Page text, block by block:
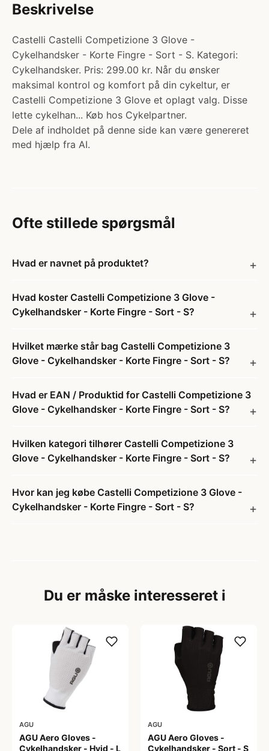
Beskrivelse
Castelli Castelli Competizione 3 Glove -
Cykelhandsker - Korte Fingre - Sort - S. Kategori:
Cykelhandsker. Pris: 299.00 kr. Når du ønsker
maksimal kontrol og komfort på din cykeltur, er
Castelli Competizione 3 Glove et oplagt valg. Disse
lette cykelhan... Køb hos Cykelpartner.
Dele af indholdet på denne side kan være genereret
med hjælp fra AI.
Ofte stillede spørgsmål
Hvad er navnet på produktet?
Hvad koster Castelli Competizione 3 Glove -
Cykelhandsker - Korte Fingre - Sort - S?
Hvilket mærke står bag Castelli Competizione 3
Glove - Cykelhandsker - Korte Fingre - Sort - S?
Hvad er EAN / Produktid for Castelli Competizione 3
Glove - Cykelhandsker - Korte Fingre - Sort - S?
Hvilken kategori tilhører Castelli Competizione 3
Glove - Cykelhandsker - Korte Fingre - Sort - S?
Hvor kan jeg købe Castelli Competizione 3 Glove -
Cykelhandsker - Korte Fingre - Sort - S?
Du er måske interesseret i
AGU
AGU Aero Gloves -
Cykelhandsker - Hvid - L
AGU
AGU Aero Gloves -
Cykelhandsker - Sort - S